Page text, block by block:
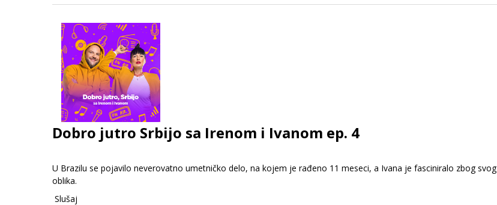
Dobro jutro Srbijo sa Irenom i Ivanom ep. 4
U Brazilu se pojavilo neverovatno umetničko delo, na kojem je rađeno 11 meseci, a Ivana je fasciniralo zbog svog
oblika.
Slušaj